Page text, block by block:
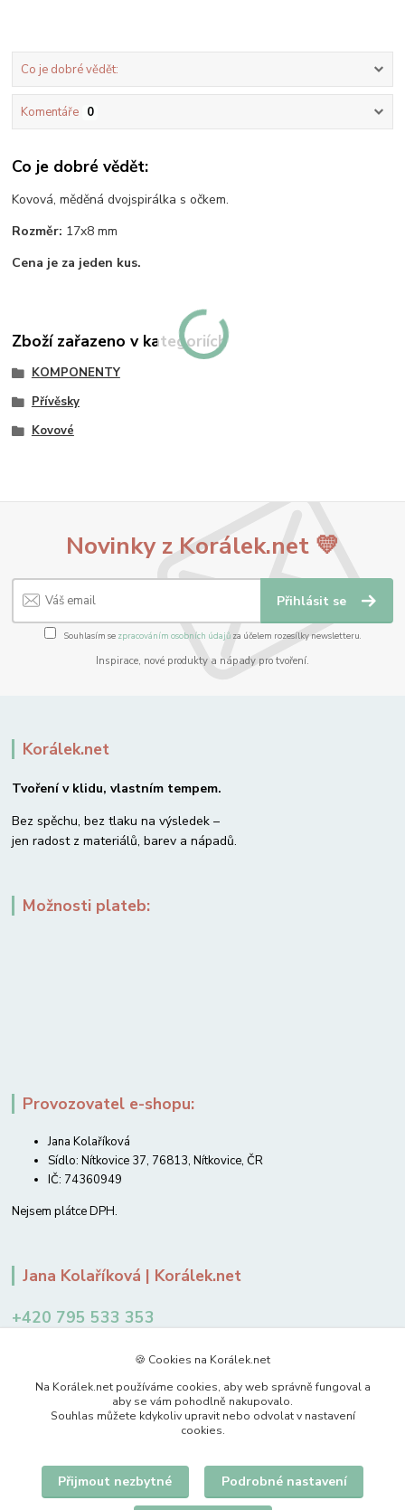
Co je dobré vědět:
Komentáře 0
Co je dobré vědět:
Kovová, měděná dvojspirálka s očkem.
Rozměr: 17x8 mm
Cena je za jeden kus.
Zboží zařazeno v kategoriích
KOMPONENTY
Přívěsky
Kovové
Novinky z Korálek.net 💛
Přihlásit se
Souhlasím se zpracováním osobních údajůza účelem rozesílky newsletteru.
Inspirace, nové produkty a nápady pro tvoření.
Korálek.net
Tvoření v klidu, vlastním tempem.
Bez spěchu, bez tlaku na výsledek –
jen radost z materiálů, barev a nápadů.
Možnosti plateb:
Provozovatel e-shopu:
Jana Kolaříková
Sídlo: Nítkovice 37, 76813, Nítkovice, ČR
IČ: 74360949
Nejsem plátce DPH.
Jana Kolaříková | Korálek.net
+420 795 533 353
Upravit sběr cookies.
🍪 Cookies na Korálek.net
Na Korálek.net používáme cookies, aby web správně fungoval a
aby se vám pohodlně nakupovalo.
Souhlas můžete kdykoliv upravit nebo odvolat v nastavení
cookies.
Přijmout nezbytné Podrobné nastavení